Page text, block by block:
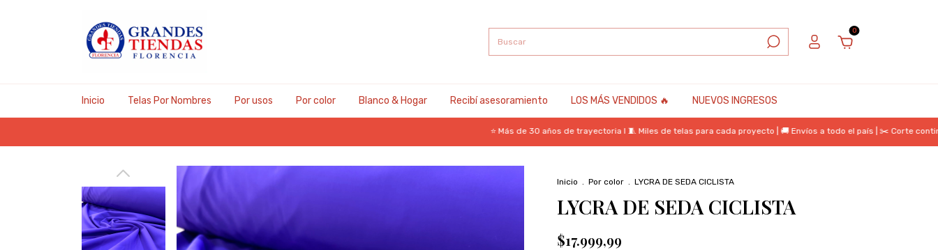
0
Inicio Telas Por Nombres Por usos Por color Blanco & Hogar Recibí asesoramiento LOS MÁS VENDIDOS 🔥 NUEVOS INGRESOS
⭐ Más de 30 años de trayectoria I 🧵 Miles de telas para cada proyecto | 🚚 Envíos a todo el país | ✂️ Corte continuo |
Inicio . Por color . LYCRA DE SEDA CICLISTA
LYCRA DE SEDA CICLISTA
$17.999,99